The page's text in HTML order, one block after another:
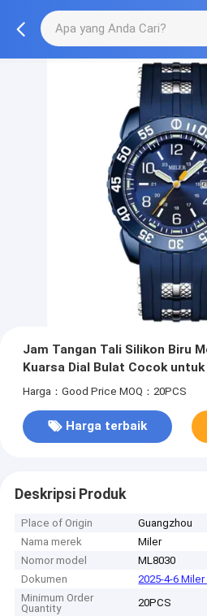
Jam Tangan Tali Silikon Biru
Kuarsa Dial Bulat Cocok
Olahraga Luar Ruangan Nyaman
Harga：Good Price MOQ：20PCS
Harga terbaik
Deskripsi Produk
Place of Origin
Guangzhou
Nama merek
Miler
Nomor model
ML8030
Dokumen
2025-4-6
Minimum Order
Quantity
20PCS